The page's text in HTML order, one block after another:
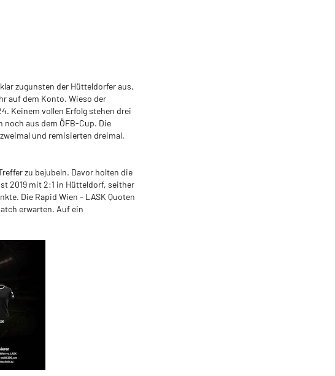
zugunsten der Hütteldorfer aus,
auf dem Konto. Wieso der
Keinem vollen Erfolg stehen drei
noch aus dem ÖFB-Cup. Die
und remisierten dreimal.
zu bejubeln. Davor holten die
2019 mit 2:1 in Hütteldorf, seither
Die Rapid Wien – LASK Quoten
erwarten. Auf ein